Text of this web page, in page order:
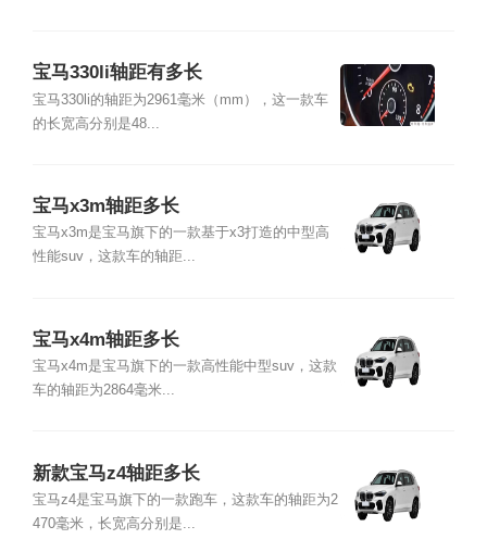
宝马330li轴距有多长
宝马330li的轴距为2961毫米（mm），这一款车
的长宽高分别是48...
宝马x3m轴距多长
宝马x3m是宝马旗下的一款基于x3打造的中型高
性能suv，这款车的轴距...
宝马x4m轴距多长
宝马x4m是宝马旗下的一款高性能中型suv，这款
车的轴距为2864毫米...
新款宝马z4轴距多长
宝马z4是宝马旗下的一款跑车，这款车的轴距为2
470毫米，长宽高分别是...